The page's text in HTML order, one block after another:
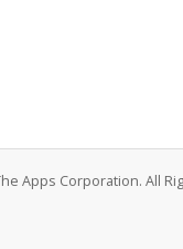
Apps Corporation. All